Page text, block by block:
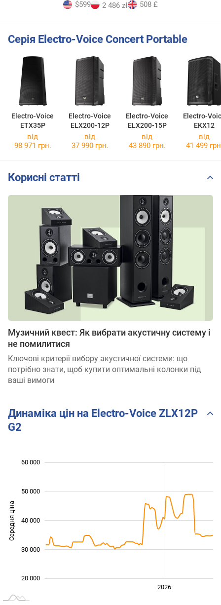
$599 2 486 zł 508 £
Серія Electro-Voice Concert Portable
Electro-Voice
ETX35P
Electro-Voice
ELX200-12P
Electro-Voice
ELX200-15P
Electro-
EKX12
від
98 971 грн.
від
37 990 грн.
від
43 890 грн.
від
41 499
Корисні статті
Музичний квест: Як вибрати акустичну систему і
не помилитися
Ключові критерії вибору акустичної системи: що
потрібно знати, щоб купити оптимальні колонки під
ваші вимоги
Динаміка цін на Electro-Voice ZLX12P
G2
Середня ціна 20 000
20 000
30 000
40 000
50 000
60 000
2026